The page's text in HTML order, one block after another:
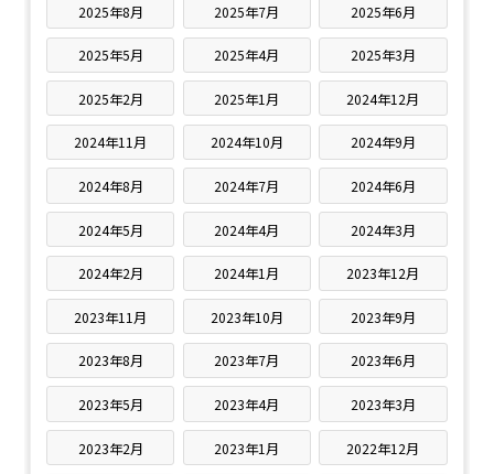
2025年8月 2025年7月 2025年6月
2025年5月 2025年4月 2025年3月
2025年2月 2025年1月 2024年12月
2024年11月 2024年10月 2024年9月
2024年8月 2024年7月 2024年6月
2024年5月 2024年4月 2024年3月
2024年2月 2024年1月 2023年12月
2023年11月 2023年10月 2023年9月
2023年8月 2023年7月 2023年6月
2023年5月 2023年4月 2023年3月
2023年2月 2023年1月 2022年12月